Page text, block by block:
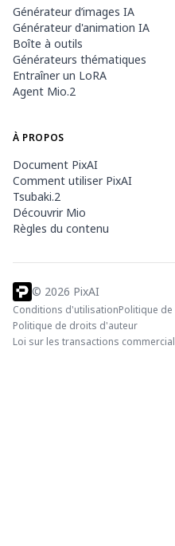
Générateur d’images IA
Générateur d'animation IA
Boîte à outils
Générateurs thématiques
Entraîner un LoRA
Agent Mio.2
À PROPOS
Document PixAI
Comment utiliser PixAI
Tsubaki.2
Découvrir Mio
Règles du contenu
© 2026 PixAI
Conditions d'utilisationPolitique
Politique de droits d'auteur
Loi sur les transactions